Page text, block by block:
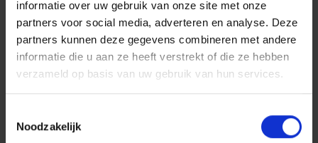
informatie over uw gebruik van onze site met onze
partners voor social media, adverteren en analyse. Deze
partners kunnen deze gegevens combineren met andere
informatie die u aan ze heeft verstrekt of die ze hebben
verzameld op basis van uw gebruik van hun services.
Noodzakelijk
Goede samenwerking in projectteams.
Dit bieden wij jou
Het salaris voor deze functie ligt tussen €4.291- en
€6.256,- bruto per maand (op basis van 40 uur),
exclusief 8% vakantiegeld. Het exacte salaris is
afhankelijk van jouw kennis, niveau en werkervaring;
Bovenop salaris komt een vast bedrag Budget